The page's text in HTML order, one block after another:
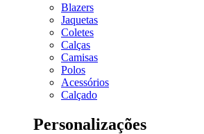
Blazers
Jaquetas
Coletes
Calças
Camisas
Polos
Acessórios
Calçado
Personalizações